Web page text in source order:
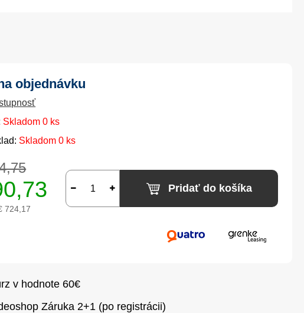
objednávku
Skladom 0 ks
Skladom 0 ks
724,17
Pridať do košíka
v hodnote 60€
Záruka 2+1 (po registrácii)